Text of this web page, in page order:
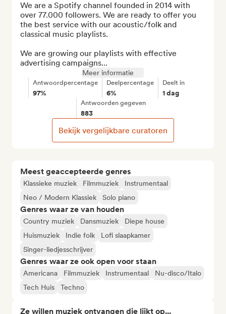
Meest geaccepteerde genres
Klassieke muziek Filmmuziek
Instrumentaal
Neo / Modern Klassiek
Solo piano
Genres waar ze van houden
Country muziek Dansmuziek
Diepe house
Huismuziek
Indie folk
Lofi slaapkamer
Singer-liedjesschrijver
Genres waar ze ook open voor staan
Americana Filmmuziek Instrumentaal
Nu-disco/Italo
Tech Huis
Techno
Ze willen muziek ontvangen die lijkt op...
We are a Spotify channel founded in 2014 with
over 77.000 followers. We are ready to offer you
the best service with our acoustic/folk and
classical music playlists.
We are growing our playlists with effective
advertising campaigns...
Meer informatie
Antwoordpercentage
97%
Deelpercentage
6%
Deelt in
1 dag
Antwoorden gegeven
883
Bekijk vergelijkbare curatoren